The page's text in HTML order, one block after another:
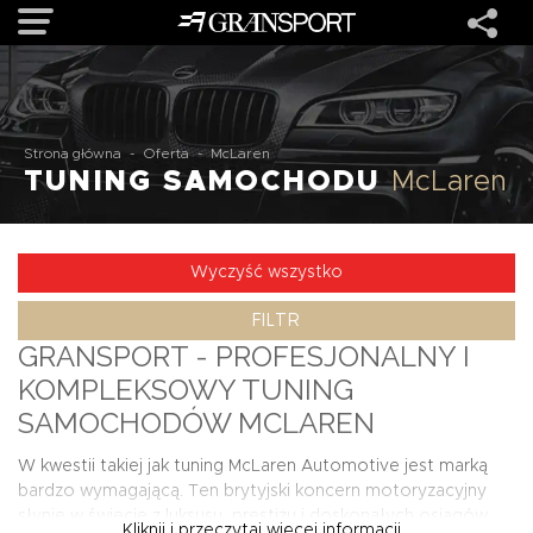
OFERTA
MARKI
O NAS
USŁUGI
KONTAKT
Strona główna - Oferta - McLaren
TUNING SAMOCHODUMcLaren
Wyczyść wszystko
FILTR
GRANSPORT - PROFESJONALNY I
KOMPLEKSOWY TUNING
SAMOCHODÓW MCLAREN
W kwestii takiej jak tuning McLaren Automotive jest marką
bardzo wymagającą. Ten brytyjski koncern motoryzacyjny